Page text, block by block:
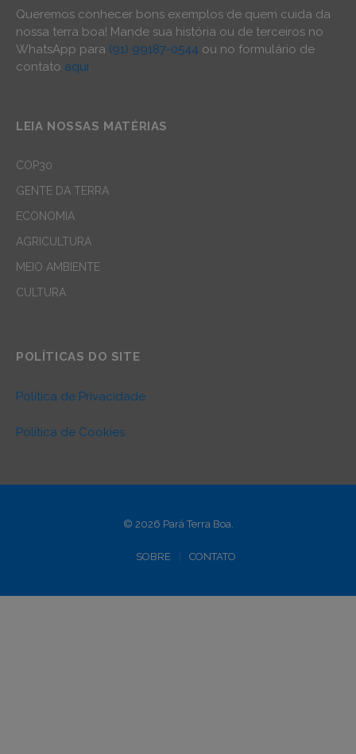
Queremos conhecer bons exemplos de quem cuida da
nossa terra boa! Mande sua história ou de terceiros no
WhatsApp para (91) 99187-0544 ou no formulário de
contato aqui.
LEIA NOSSAS MATÉRIAS
COP30
GENTE DA TERRA
ECONOMIA
AGRICULTURA
MEIO AMBIENTE
CULTURA
POLÍTICAS DO SITE
Política de Privacidade
Política de Cookies
© 2026 Pará Terra Boa.
SOBRE CONTATO